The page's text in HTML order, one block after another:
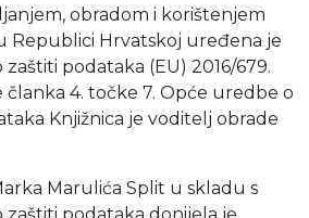
Događaji
Recenzije
Projekti
Katalog
obradom i korištenjem
Republici Hrvatskoj uređena je
podataka (EU) 2016/679.
4. točke 7. Opće uredbe o
Knjižnica je voditelj obrade
Marulića Split u skladu s